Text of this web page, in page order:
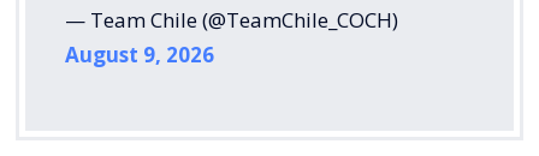
— Team Chile (@TeamChile_COCH)
August 9, 2026